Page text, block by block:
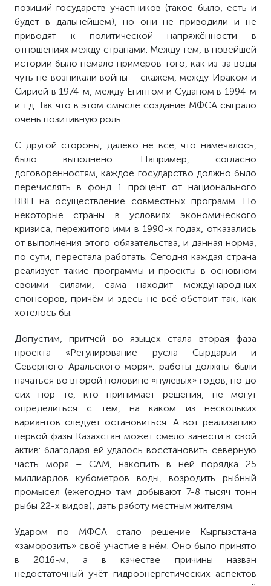
позиций государств-участников (такое было, есть и
будет в дальнейшем), но они не приводили и не
приводят к политической напряжённости в
отношениях между странами. Между тем, в новейшей
истории было немало примеров того, как из-за воды
чуть не возникали войны – скажем, между Ираком и
Сирией в 1974-м, между Египтом и Суданом в 1994-м
и т.д. Так что в этом смысле создание МФСА сыграло
очень позитивную роль.
С другой стороны, далеко не всё, что намечалось,
было выполнено. Например, согласно
договорённостям, каждое государство должно было
перечислять в фонд 1 процент от национального
ВВП на осуществление совместных программ. Но
некоторые страны в условиях экономического
кризиса, пережитого ими в 1990-х годах, отказались
от выполнения этого обязательства, и данная норма,
по сути, перестала работать. Сегодня каждая страна
реализует такие программы и проекты в основном
своими силами, сама находит международных
спонсоров, причём и здесь не всё обстоит так, как
хотелось бы.
Допустим, притчей во языцех стала вторая фаза
проекта «Регулирование русла Сырдарьи и
Северного Аральского моря»: работы должны были
начаться во второй половине «нулевых» годов, но до
сих пор те, кто принимает решения, не могут
определиться с тем, на каком из нескольких
вариантов следует остановиться. А вот реализацию
первой фазы Казахстан может смело занести в свой
актив: благодаря ей удалось восстановить северную
часть моря – САМ, накопить в ней порядка 25
миллиардов кубометров воды, возродить рыбный
промысел (ежегодно там добывают 7-8 тысяч тонн
рыбы 22-х видов), дать работу местным жителям.
Ударом по МФСА стало решение Кыргызстана
«заморозить» своё участие в нём. Оно было принято
в 2016-м, а в качестве причины назван
недостаточный учёт гидроэнергетических аспектов